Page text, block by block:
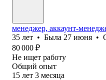
менеджер, аккаунт-
35 лет • Была 27 июня •
80 000 ₽
Не ищет работу
Общий опыт
15 лет 3 месяца